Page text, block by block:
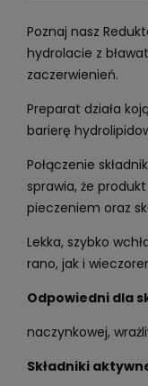
Poznaj nasz
hydrolacie z
zaczerwienień.
Preparat działa
barierę
Połączenie
sprawia, że
pieczeniem oraz
Lekka, szybko
rano, jak i
Odpowiedni dla
naczynkowej,
Składniki